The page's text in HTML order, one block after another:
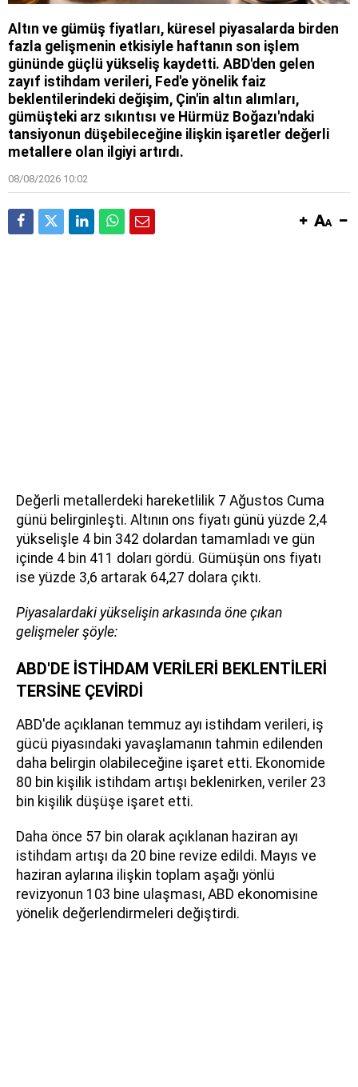
Altın ve gümüş fiyatları, küresel piyasalarda birden
fazla gelişmenin etkisiyle haftanın son işlem
gününde güçlü yükseliş kaydetti. ABD'den gelen
zayıf istihdam verileri, Fed'e yönelik faiz
beklentilerindeki değişim, Çin'in altın alımları,
gümüşteki arz sıkıntısı ve Hürmüz Boğazı'ndaki
tansiyonun düşebileceğine ilişkin işaretler değerli
metallere olan ilgiyi artırdı.
08/08/2026 10:02
Değerli metallerdeki hareketlilik 7 Ağustos Cuma
günü belirginleşti. Altının ons fiyatı günü yüzde 2,4
yükselişle 4 bin 342 dolardan tamamladı ve gün
içinde 4 bin 411 doları gördü. Gümüşün ons fiyatı
ise yüzde 3,6 artarak 64,27 dolara çıktı.
Piyasalardaki yükselişin arkasında öne çıkan
gelişmeler şöyle:
ABD'DE İSTİHDAM VERİLERİ BEKLENTİLERİ
TERSİNE ÇEVİRDİ
ABD'de açıklanan temmuz ayı istihdam verileri, iş
gücü piyasındaki yavaşlamanın tahmin edilenden
daha belirgin olabileceğine işaret etti. Ekonomide
80 bin kişilik istihdam artışı beklenirken, veriler 23
bin kişilik düşüşe işaret etti.
Daha önce 57 bin olarak açıklanan haziran ayı
istihdam artışı da 20 bine revize edildi. Mayıs ve
haziran aylarına ilişkin toplam aşağı yönlü
revizyonun 103 bine ulaşması, ABD ekonomisine
yönelik değerlendirmeleri değiştirdi.